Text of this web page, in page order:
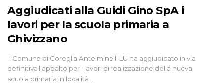
Aggiudicati alla Guidi Gino SpA i
lavori per la scuola primaria a
Ghivizzano
Il Comune di Coreglia Antelminelli LU ha aggiudicato in via
definitiva l'appalto per i lavori di realizzazione della nuova
scuola primaria in località …